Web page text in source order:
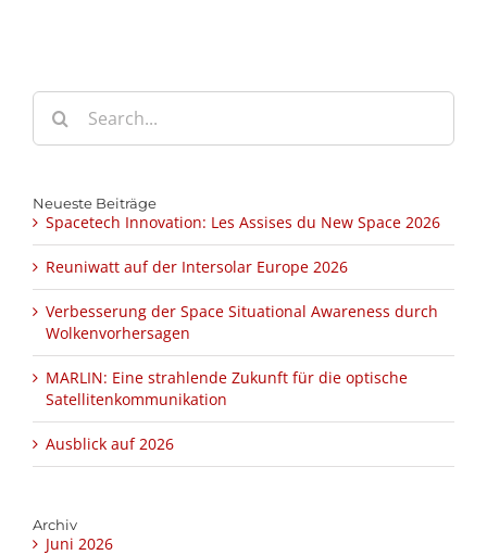
Search
for:
Neueste Beiträge
Spacetech Innovation: Les Assises du New Space 2026
Reuniwatt auf der Intersolar Europe 2026
Verbesserung der Space Situational Awareness durch
Wolkenvorhersagen
MARLIN: Eine strahlende Zukunft für die optische
Satellitenkommunikation
Ausblick auf 2026
Archiv
Juni 2026